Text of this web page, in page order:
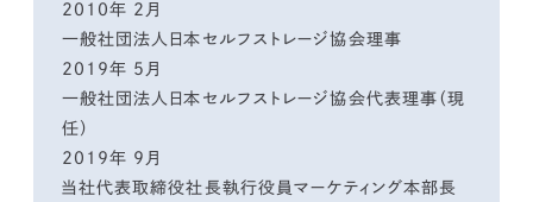
2010年 2月
一般社団法人日本セルフストレージ協会理事
2019年 5月
一般社団法人日本セルフストレージ協会代表理事（現
任）
2019年 9月
当社代表取締役社長執行役員マーケティング本部長